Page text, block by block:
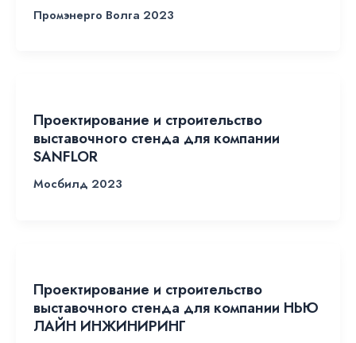
Промэнерго Волга 2023
Проектирование и строительство
выставочного стенда для компании
SANFLOR
Мосбилд 2023
Проектирование и строительство
выставочного стенда для компании НЬЮ
ЛАЙН ИНЖИНИРИНГ